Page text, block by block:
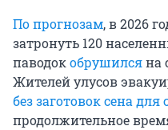
По прогнозам, в 2026
затронуть 120
паводокобрушилсяна
Жителей улусов
без заготовок сена для
продолжительное